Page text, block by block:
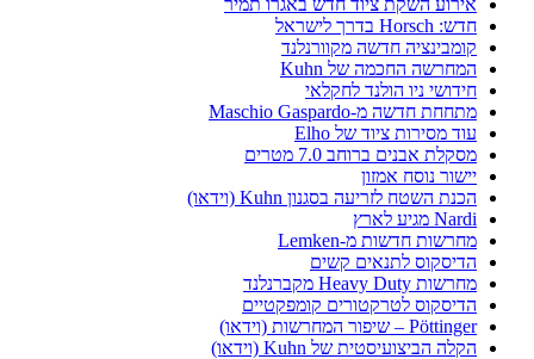
חדש: Horsch בדרך לישראל
קומבינציה חדשה מקוורנלנד
המחרשה החכמה של Kuhn
חידושי ניו הולנד לחקלאי
מתחחת חדשה מ-Maschio Gaspardo
עוד מסירות ציוד של Elho
מסקלת אבנים ברוחב 7.0 מטרים
יישור נוסח אמזון
הכנת השטח לזריעה בסגנון Kuhn (וידאו)
Nardi מגיע לארץ
מחרשות חדשות מ-Lemken
הדיסקוס לתנאים קשים
מחרשות Heavy Duty מקברנלנד
הדיסקוס לטרקטורים קומפקטיים
Pöttinger – שיפור המחרשות (וידאו)
הקלה הביצועיסטית של Kuhn (וידאו)